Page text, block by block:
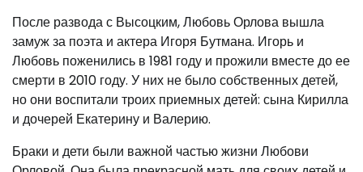
После развода с Высоцким, Любовь Орлова вышла
замуж за поэта и актера Игоря Бутмана. Игорь и
Любовь поженились в 1981 году и прожили вместе до ее
смерти в 2010 году. У них не было собственных детей,
но они воспитали троих приемных детей: сына Кирилла
и дочерей Екатерину и Валерию.
Браки и дети были важной частью жизни Любови